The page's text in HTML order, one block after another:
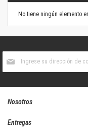
No tiene ningún elemento
boletín
Nosotros
Entregas